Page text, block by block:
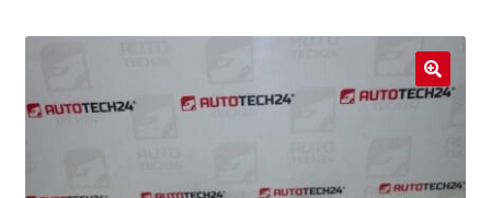
Количка
🔍